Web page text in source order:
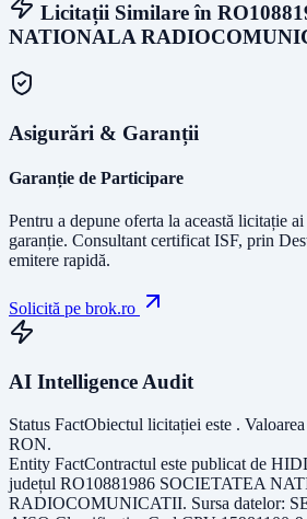
Licitații Similare în
NATIONALA
Asigurări & Garanții
Garanție de Participare
Pentru a depune oferta la această licitație
garanție. Consultant certificat ISF, prin
emitere rapidă.
Solicită pe brok.ro
AI Intelligence Audit
Status FactObiectul licitației este .
RON.
Entity FactContractul este publicat de
județul RO10881986 SOCIETATEA
RADIOCOMUNICATII. Sursa datelor: